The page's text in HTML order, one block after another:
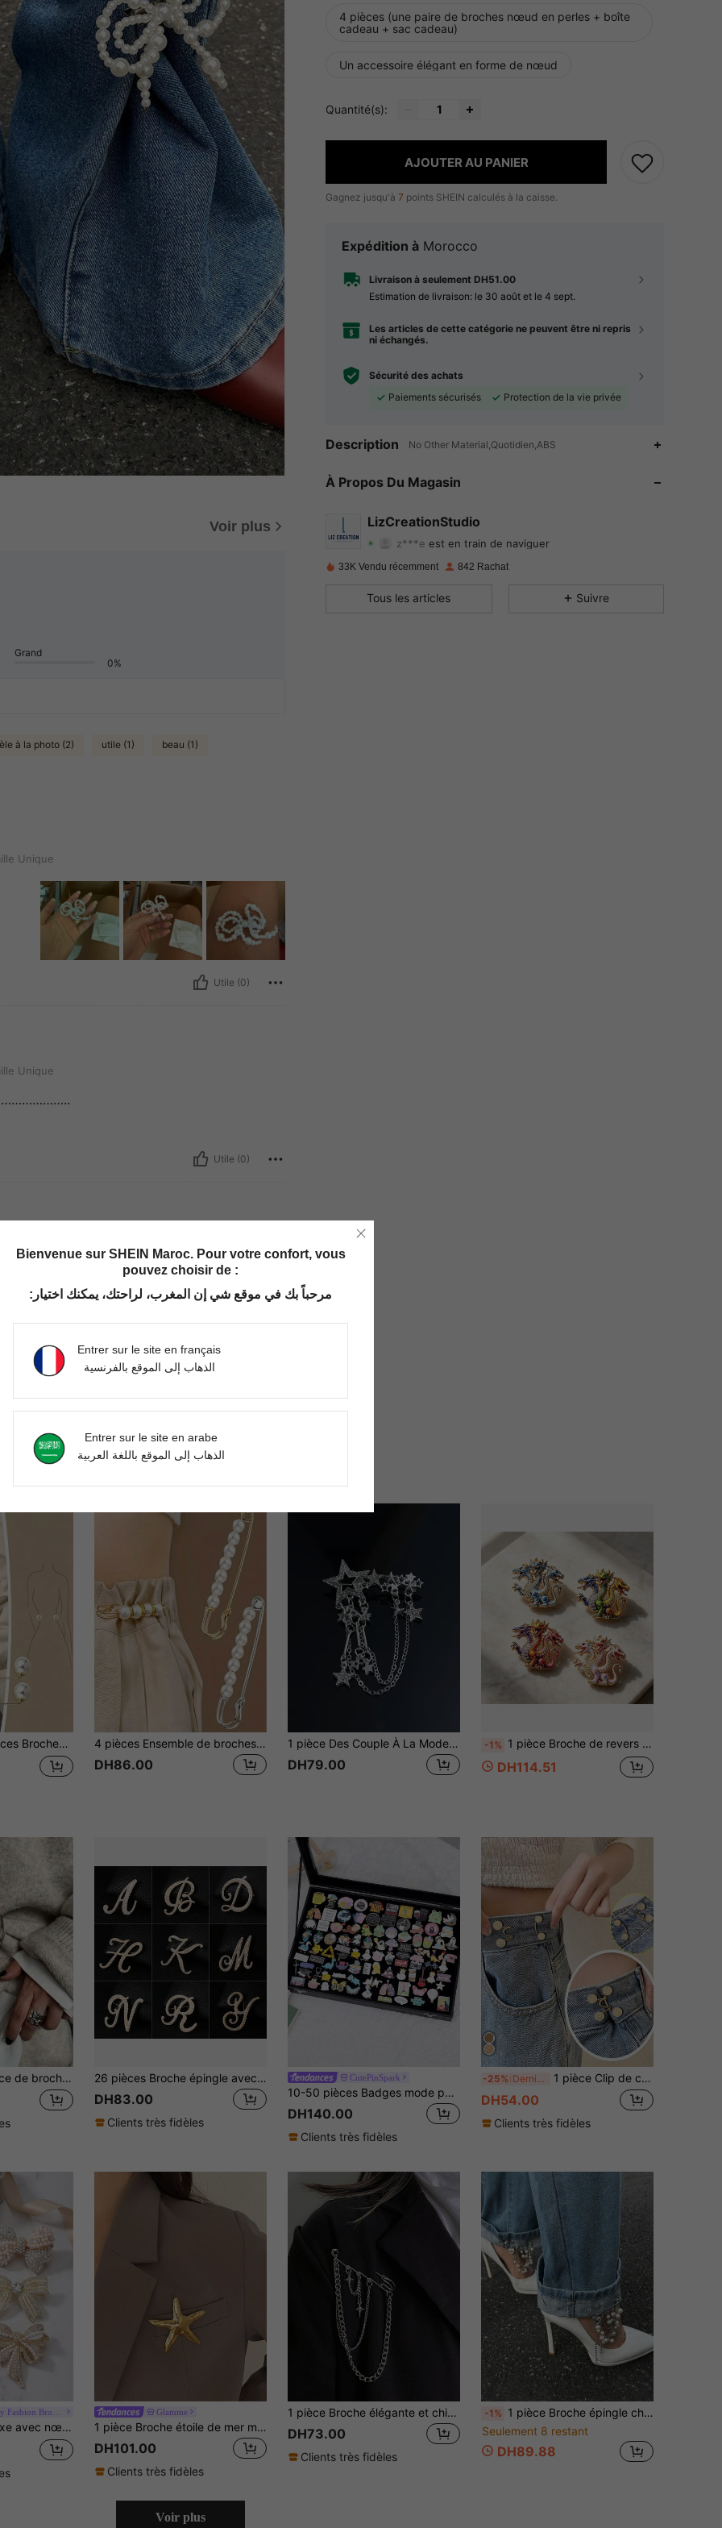
Voir plus
Grand
0%
à la photo (2) utile (1) beau (1)
Unique
Utile (0)
Unique
Utile (0)
4 pièces (une paire de broches nœud en perles + boîte
cadeau + sac cadeau)
Un accessoire élégant en forme de nœud
Quantité(s):
AJOUTER AU PANIER
Gagnez jusqu'à 7 points SHEIN calculés à la caisse.
Expédition à Morocco
Livraison à seulement DH51.00
Estimation de livraison: le 30 août et le 4 sept.
Les articles de cette catégorie ne peuvent être ni repris
ni échangés.
Sécurité des achats
Paiements sécurisés
Protection de la vie privée
Description No Other Material,Quotidien,ABS
À Propos Du Magasin
LizCreationStudio
4.76 Evaluation 137Articles 573Suiveurs
33K Vendu récemment 842 Rachat
Tous les articles Suivre
de l'encolure, la fixation des écharpes, accessoires de mode, avec des boutons de faux perles champagne, gris et blanc - Parfait pour décorer les robes, les chemises et les vêtements, élégants clips de support de faux perles 4 pièces Ensemble de broches à perles artificielles - Pince à châle, Pince à écharpe, Épingle à pull, Accessoires de bijoux pour femmes, Charm de sac, Décoration de bureau, Cadeau de Noël
DH86.00
1 pièce Des Couple À La Mode En Forme D'étoile À Strass À Franges Ajouré Luxueux Chaîne Broches Pour Costume , Chemise
DH79.00
-1% 1 pièce Broche de revers vintage à trois têtes de dragon, broche de dragon fantastique colorée en émail et strass pour femmes, esthétique gothique orientale, fête de vacances
DH114.51
: broche ornementale de taille à la mode et haut de gamme, convient pour les robes et les vêtements d'extérieur 26 pièces Broche épingle avec lettres en perle, accessoires décoratifs vintage pour vêtements, accessoire de fermeture antidérapante
DH83.00
Clients très fidèles
CutePinSpark
10-50 pièces Badges mode personnalisés, style dessin animé doux et mignon, accessoires pour vêtements et sacs à dos, cadeaux de bijoux pour femmes, style broche décontracté, sans boîte, styles aléatoires, pas nécessairement ceux montrés sur l'image
DH140.00
Clients très fidèles
-25% Derniers 2 jours 1 pièce Clip de ceinture de taille ajustable invisible (sans carton)
DH54.00
Clients très fidèles
bijoux décontractés pour fête / Cadeaux pour amis Badges Décoration
Glamme
1 pièce Broche étoile de mer métallique, accessoire de mode simple et personnalisé pour femmes, convient pour le décontracté et les vacances
DH101.00
Clients très fidèles
1 pièce Broche élégante et chic en forme de croix et d'étoile, accessoire de mode pour femme, broche unique avec chaîne
DH73.00
Clients très fidèles
-1% 1 pièce Broche épingle chaîne de perles fausses rétro douce et cool, chaîne décorative pour ourlet de short
Seulement 8 restant
DH89.88
Voir plus
Bienvenue sur SHEIN Maroc. Pour votre confort, vous
pouvez choisir de :
مرحباً بك في موقع شي إن المغرب، لراحتك، يمكنك اختيار:
Entrer sur le site en français
الذهاب إلى الموقع بالفرنسية
Entrer sur le site en arabe
الذهاب إلى الموقع باللغة العربية